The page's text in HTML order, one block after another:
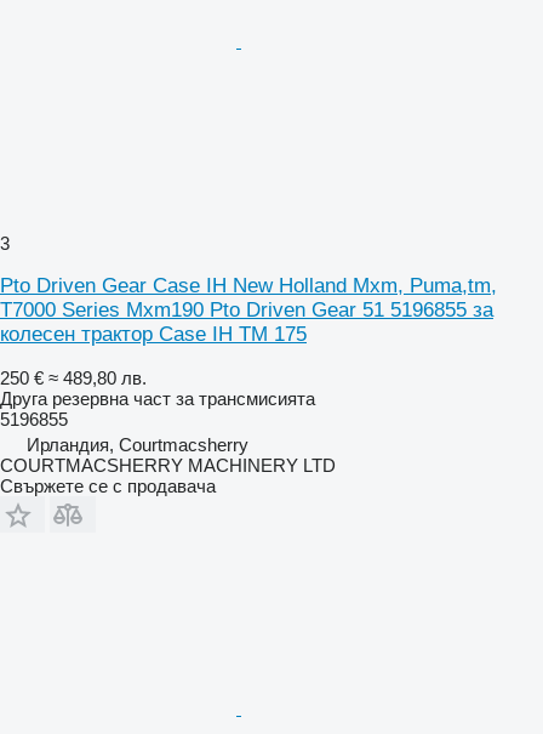
3
Pto Driven Gear Case IH New Holland Mxm, Puma,tm,
T7000 Series Mxm190 Pto Driven Gear 51 5196855 за
колесен трактор Case IH TM 175
250 € ≈ 489,80 лв.
Друга резервна част за трансмисията
5196855
Ирландия, Courtmacsherry
COURTMACSHERRY MACHINERY LTD
Свържете се с продавача